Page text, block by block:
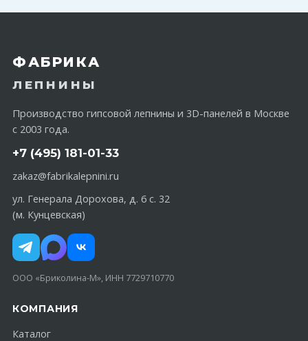
ФАБРИКА
ЛЕПНИНЫ
Производство гипсовой лепнины и 3D-панелей в Москве
с 2003 года.
+7 (495) 181-01-33
zakaz@fabrikalepnini.ru
ул. Генерала Дорохова, д. 6 с. 32
(м. Кунцевская)
ООО «Бриколина-М», ИНН 7729710770
КОМПАНИЯ
Каталог